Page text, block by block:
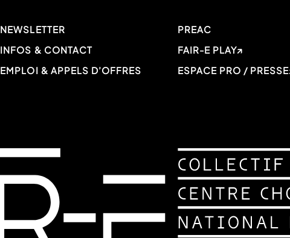
NEWSLETTER
INFOS & CONTACT
EMPLOI & APPELS D’OFFRES
PREAC
FAIR-E PLAY
ESPACE PRO / PRESSE